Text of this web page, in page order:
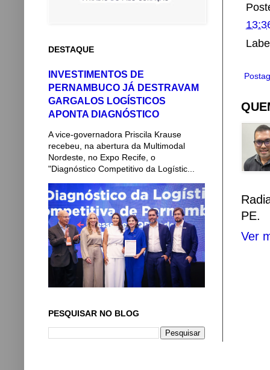
PE.
Ver
DESTAQUE
INVESTIMENTOS DE
PERNAMBUCO JÁ DESTRAVAM
GARGALOS LOGÍSTICOS
APONTA DIAGNÓSTICO
A vice-governadora Priscila Krause
recebeu, na abertura da Multimodal
Nordeste, no Expo Recife, o
"Diagnóstico Competitivo da Logístic...
PESQUISAR NO BLOG